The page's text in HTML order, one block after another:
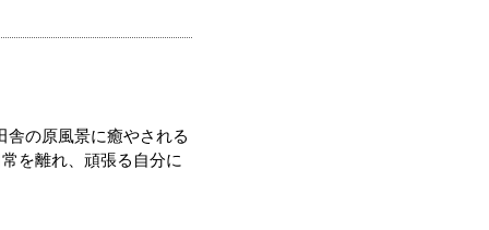
舎の原風景に癒やされる
を離れ、頑張る自分に